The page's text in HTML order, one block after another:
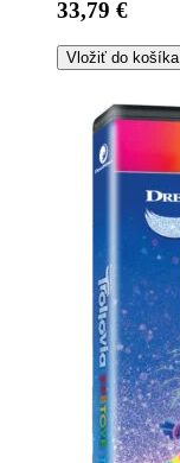
33,79 €
Vložiť do košíka